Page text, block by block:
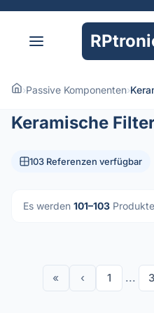
›Passive Komponenten›
Keramische
103 Referenzen verfügbar
Es werden 101–103
« ‹ 1 ... 3